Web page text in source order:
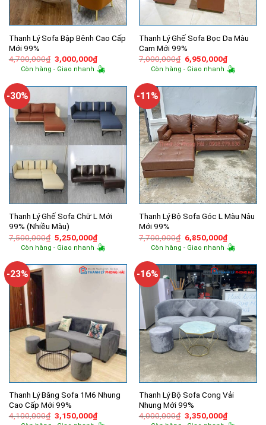
Thanh Lý Sofa Bập Bênh Cao Cấp
Mới 99%
4,700,000₫ Giá
gốc
là:
3,000,000₫Giá
hiện
tại
3,000,000₫.
Còn hàng - Giao nhanh
Thanh Lý Ghế Sofa Bọc Da Màu
Cam Mới 99%
7,000,000₫ Giá
gốc
là:
6,950,000₫Giá
hiện
tại
Còn hàng - Giao nhanh
-30%
Thanh Lý Ghế Sofa Chữ L Mới
99% (Nhiều Màu)
7,500,000₫ Giá
gốc
là:
5,250,000₫Giá
hiện
tại
5,250,000₫.
Còn hàng - Giao nhanh
-11%
Thanh Lý Bộ Sofa Góc L Màu Nâu
Mới 99%
7,700,000₫ Giá
gốc
là:
6,850,000₫Giá
hiện
tại
Còn hàng - Giao nhanh
-23%
Thanh Lý Băng Sofa 1M6 Nhung
Cao Cấp Mới 99%
4,100,000₫ Giá
gốc
3,150,000₫Giá
hiện
-16%
Thanh Lý Bộ Sofa Cong Vải
Nhung Mới 99%
4,000,000₫ Giá
gốc
3,350,000₫Giá
hiện